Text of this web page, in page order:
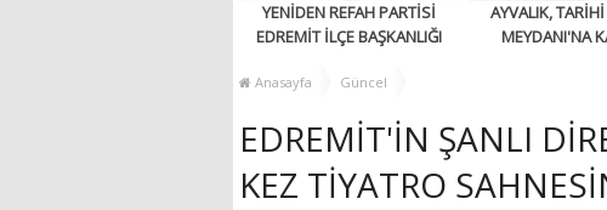
YENİDEN REFAH PARTİSİ
EDREMİT İLÇE BAŞKANLIĞI
AÇILIYOR!
AYVALIK,
MEYDANI'NA
Anasayfa Güncel
EDREMİT'İN ŞANLI
KEZ TİYATRO